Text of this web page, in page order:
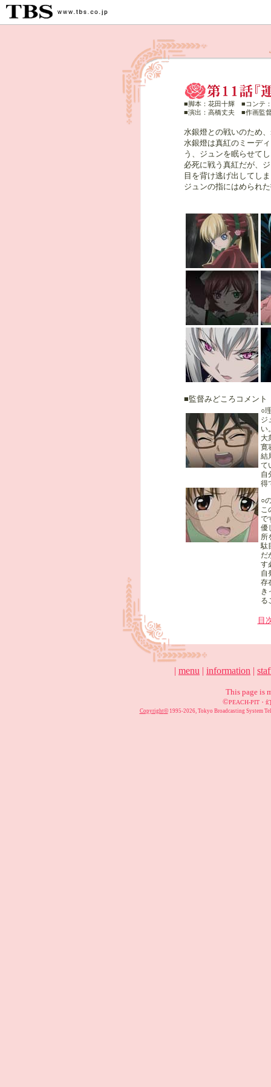
■脚本：花田十輝 ■コンテ
■演出：高橋丈夫 ■作画監
水銀燈との戦いのため
水銀燈は真紅のミーデ
う、ジュンを眠らせて
必死に戦う真紅だが、
目を背け逃げ出してし
ジュンの指にはめられ
■監督みどころコメント
○
ジ
い
大
寛
結
て
自
得
○
こ
で
優
所
駄
だ
す
自
存
き
る
目
| menu | information |
This page is
©PEACH-PIT・
Copyright© 1995-2026, Tokyo Broadcasting System